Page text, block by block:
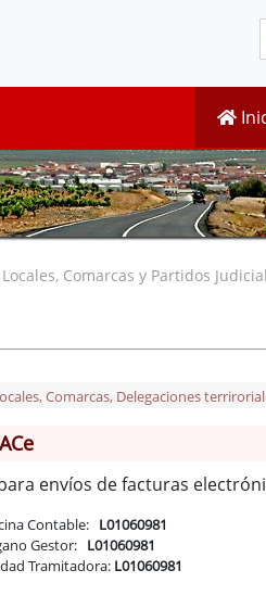
Comarcas y Partidos
Comarcas, Delegaciones
envíos de facturas
Contable: L01060981
Gestor: L01060981
Tramitadora: L01060981